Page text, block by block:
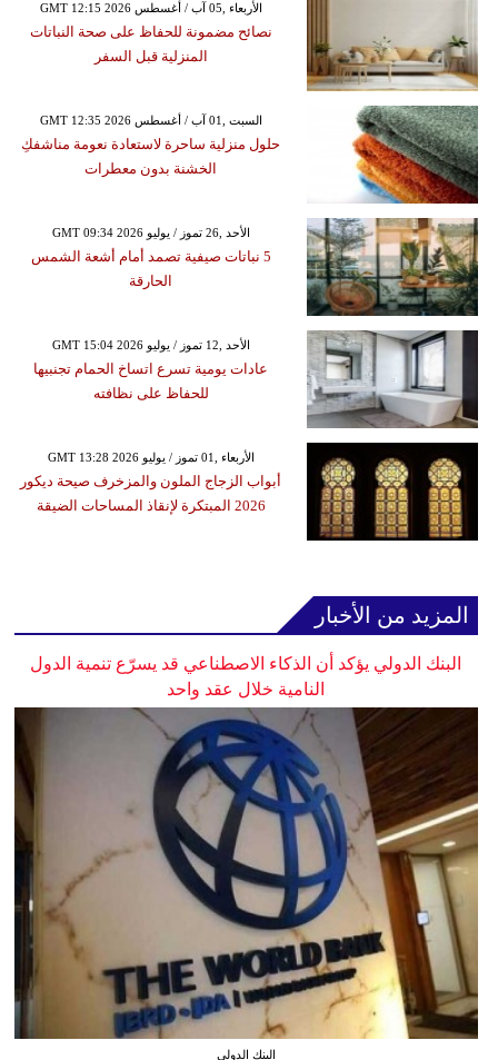
GMT 12:15 2026 الأربعاء ,05 آب / أغسطس
نصائح مضمونة للحفاظ على صحة النباتات
المنزلية قبل السفر
GMT 12:35 2026 السبت ,01 آب / أغسطس
حلول منزلية ساحرة لاستعادة نعومة مناشفكِ
الخشنة بدون معطرات
GMT 09:34 2026 الأحد ,26 تموز / يوليو
5 نباتات صيفية تصمد أمام أشعة الشمس
الحارقة
GMT 15:04 2026 الأحد ,12 تموز / يوليو
عادات يومية تسرع اتساخ الحمام تجنبيها
للحفاظ على نظافته
GMT 13:28 2026 الأربعاء ,01 تموز / يوليو
أبواب الزجاج الملون والمزخرف صيحة ديكور
2026 المبتكرة لإنقاذ المساحات الضيقة
المزيد من الأخبار
البنك الدولي يؤكد أن الذكاء الاصطناعي قد يسرّع تنمية الدول
النامية خلال عقد واحد
البنك الدولي